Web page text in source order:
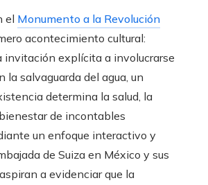
el Monumento a la Revolución
acontecimiento cultural:
invitación explícita a involucrarse
la salvaguarda del agua, un
determina la salud, la
de incontables
un enfoque interactivo y
de Suiza en México y sus
a evidenciar que la